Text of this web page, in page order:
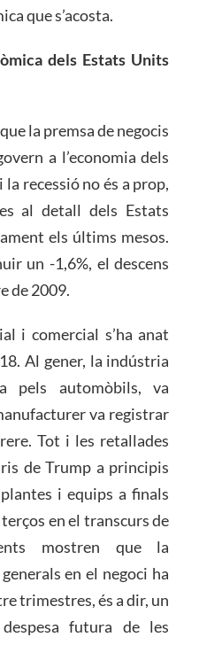
que s’acosta.
dels Estats Units
la premsa de negocis
a l’economia dels
recessió no és a prop,
al detall dels Estats
els últims mesos.
un -1,6%, el descens
de 2009.
i comercial s’ha anat
Al gener, la indústria
pels automòbils, va
va registrar
Tot i les retallades
de Trump a principis
i equips a finals
terços en el transcurs de
mostren que la
en el negoci ha
trimestres, és a dir, un
futura de les